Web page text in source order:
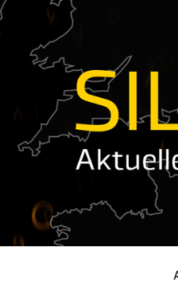
Zum
Inhalt
springen